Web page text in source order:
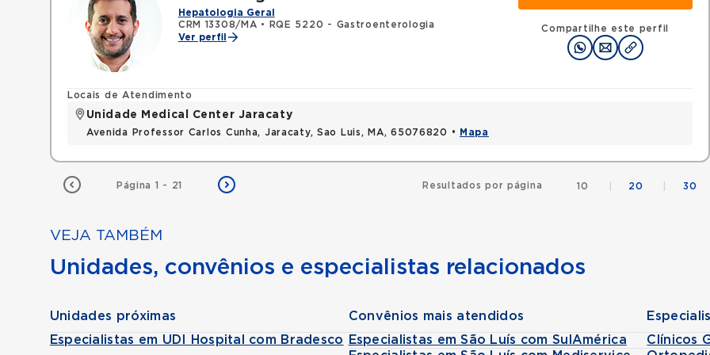
Hepatologia Geral
CRM 13308/MA •
RQE 5220 - Gastroenterologia
Ver perfil
Compartilhe este perfil
Locais de Atendimento
Unidade Medical Center Jaracaty
Avenida Professor Carlos Cunha, Jaracaty, Sao Luis, MA, 65076820 • Mapa
Página 1 - 21 Resultados por página 10 20 30
VEJA TAMBÉM
Unidades, convênios e especialistas relacionados
Unidades próximas
Especialistas em UDI Hospital com Bradesco
Convênios mais atendidos
Especialistas em São Luís com SulAmérica
Clínicos